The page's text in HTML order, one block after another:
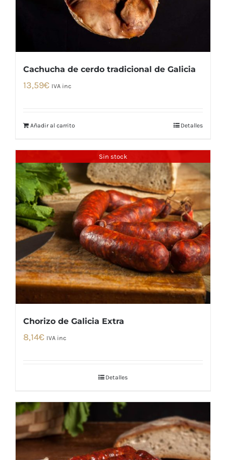
Cachucha de cerdo tradicional de Galicia
13,59€ IVA inc
Añadir al carrito Detalles
Sin stock
Chorizo de Galicia Extra
8,14€ IVA inc
Detalles